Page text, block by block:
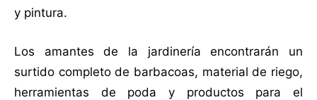
y pintura.
Los amantes de la jardinería encontrarán un
surtido completo de barbacoas, material de riego,
herramientas de poda y productos para el